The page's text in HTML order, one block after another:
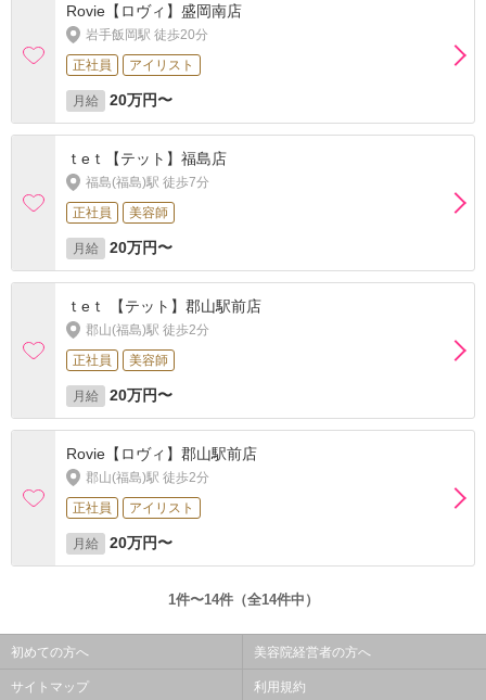
Rovie【ロヴィ】盛岡南店
岩手飯岡駅 徒歩20分
正社員
アイリスト
月給 20万円〜
ｔeｔ【テット】福島店
福島(福島)駅 徒歩7分
正社員
美容師
月給 20万円〜
ｔeｔ 【テット】郡山駅前店
郡山(福島)駅 徒歩2分
正社員
美容師
月給 20万円〜
Rovie【ロヴィ】郡山駅前店
郡山(福島)駅 徒歩2分
正社員
アイリスト
月給 20万円〜
1件〜14件（全14件中）
初めての方へ 美容院経営者の方へ
サイトマップ 利用規約